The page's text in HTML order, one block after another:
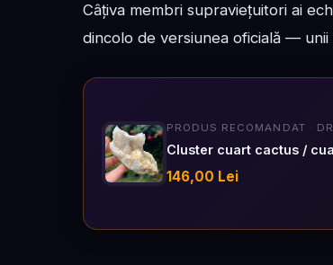
Câțiva membri supraviețuitori ai
dincolo de versiunea oficială —
PRODUS RECOMANDAT ·
Cluster cuart cactus /
146,00 Lei